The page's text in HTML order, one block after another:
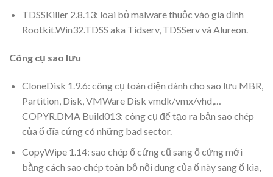
TDSSKiller 2.8.13: loại bỏ malware thuộc vào gia đình
Rootkit.Win32.TDSS aka Tidserv, TDSServ và Alureon.
Công cụ sao lưu
CloneDisk 1.9.6: công cụ toàn diện dành cho sao lưu MBR,
Partition, Disk, VMWare Disk vmdk/vmx/vhd,…
COPYR.DMA Build013: công cụ để tạo ra bản sao chép
của ổ đĩa cứng có những bad sector.
CopyWipe 1.14: sao chép ổ cứng cũ sang ổ cứng mới
bằng cách sao chép toàn bộ nội dung của ổ này sang ổ kia,